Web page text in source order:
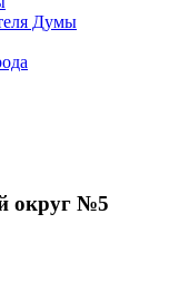
Думы
округ №5